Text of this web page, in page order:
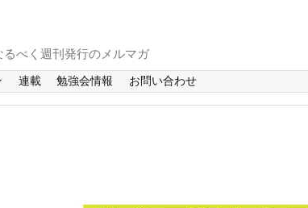
べく週刊発行のメルマガ
連載 勉強会情報 お問い合わせ